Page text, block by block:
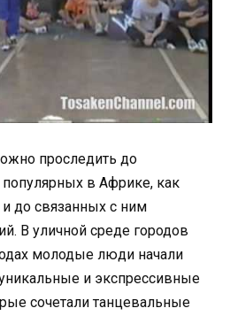
проследить до
в Африке, как
до связанных с ним
В уличной среде городов
молодые люди начали
и экспрессивные
сочетали танцевальные